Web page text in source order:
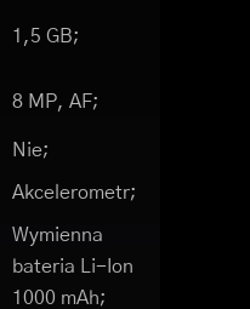
1,5 GB;
8 MP, AF;
Nie;
Akcelerometr;
Wymienna
bateria Li-Ion
1000 mAh;